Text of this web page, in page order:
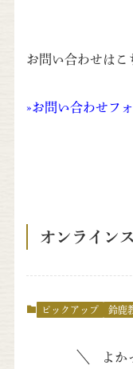
お問い合わせは
»お問い合わせフ
オンライン
ピックアップ 鈴鹿
よか